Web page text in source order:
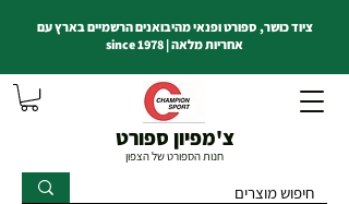
צ'מפיון ספורט
חנות הספורט של הצפון
ציוד כושר, ספורט ופנאי מהיבואנים הרשמיים בארץ עם
אחריות מלאה | since 1978